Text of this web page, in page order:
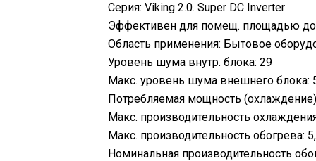
Серия: Viking 2.0. Super DC Inverter
Эффективен для помещ. площадью
Область применения: Бытовое
Уровень шума внутр. блока: 29
Макс. уровень шума внешнего блока:
Потребляемая мощность
Макс. производительность
Макс. производительность обогрева:
Номинальная производительность